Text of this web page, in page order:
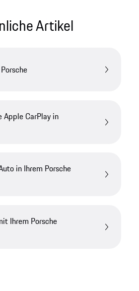
Artikel
Apple CarPlay in
in Ihrem Porsche
Ihrem Porsche